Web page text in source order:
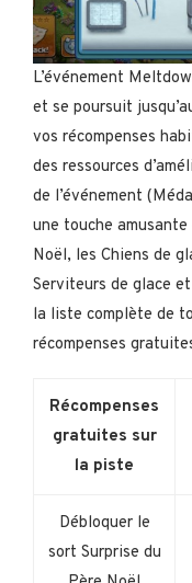
L’événement
et se poursuit
vos récompenses
des ressources
de l’événement
une touche
Noël, les Chiens de
Serviteurs de glace
la liste complète de
récompenses
Récompenses
gratuites sur
la piste
Débloquer le
sort Surprise du